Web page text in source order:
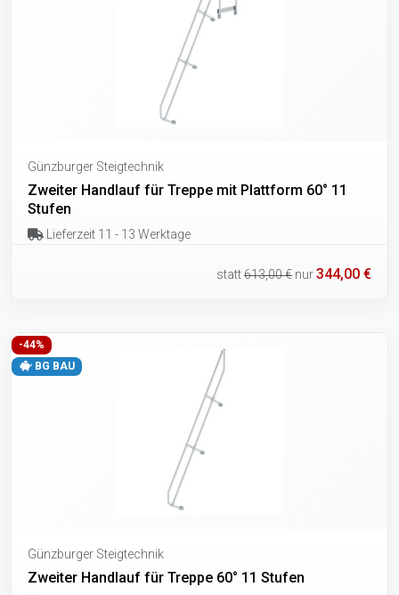
Günzburger Steigtechnik
Zweiter Handlauf für Treppe mit Plattform 60° 11
Stufen
Lieferzeit 11 - 13 Werktage
statt613,00 € nur344,00 €
-44%
BG BAU
Günzburger Steigtechnik
Zweiter Handlauf für Treppe 60° 11 Stufen